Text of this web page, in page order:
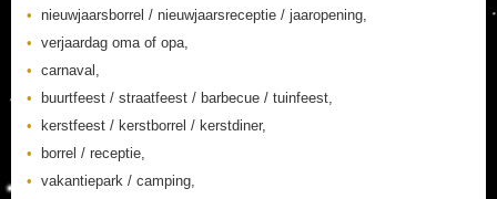
nieuwjaarsborrel / nieuwjaarsreceptie / jaaropening,
verjaardag oma of opa,
carnaval,
buurtfeest / straatfeest / barbecue / tuinfeest,
kerstfeest / kerstborrel / kerstdiner,
borrel / receptie,
vakantiepark / camping,